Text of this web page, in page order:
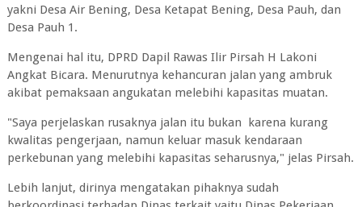
yakni Desa Air Bening, Desa Ketapat Bening, Desa Pauh, dan
Desa Pauh 1.
Mengenai hal itu, DPRD Dapil Rawas Ilir Pirsah H Lakoni
Angkat Bicara. Menurutnya kehancuran jalan yang ambruk
akibat pemaksaan angukatan melebihi kapasitas muatan.
"Saya perjelaskan rusaknya jalan itu bukan karena kurang
kwalitas pengerjaan, namun keluar masuk kendaraan
perkebunan yang melebihi kapasitas seharusnya," jelas Pirsah.
Lebih lanjut, dirinya mengatakan pihaknya sudah